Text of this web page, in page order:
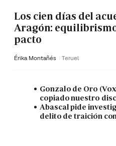
Los cien días del
Aragón:
pacto
Érika Montañés Teruel
Gonzalo de Oro
copiado nuestro
Abascal pide
delito de traición